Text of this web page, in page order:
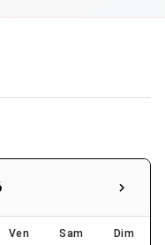
Ven Sam Dim